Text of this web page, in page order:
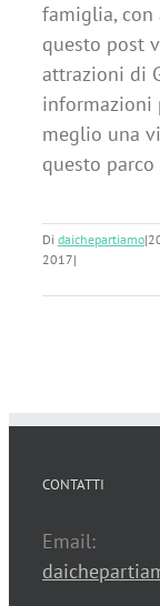
famiglia, con
questo post
attrazioni di
informazioni
meglio una
questo
Di daichepartiamo|
2017|
CONTATTI
Email: